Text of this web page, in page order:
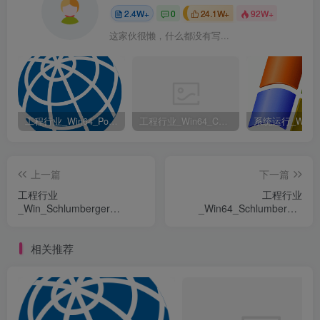
2.4W+ 0 24.1W+ 92W+
这家伙很懒，什么都没有写...
工程行业_Win64_PointWise 18.6 R2 x64资源下载地址_百度网盘迅雷BT 工程行业_Win64_Cadence Fidelity Pointwise 2024.1 x64资源下载地址_百度网盘迅雷BT
上一篇
工程行业
_Win_Schlumberger
下一篇
工程行业
_Win64_Schlumberger
相关推荐